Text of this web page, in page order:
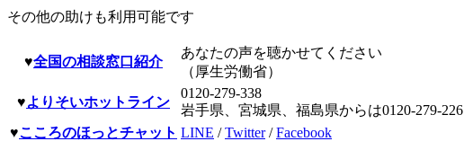
その他の助けも利用可能です
♥全国の相談窓口紹介
あなたの声を聴かせてください
（厚生労働省）
♥よりそいホットライン
0120-279-338
岩手県、宮城県、福島県からは0120-279-226
♥こころのほっとチャット LINE /Twitter/Facebook